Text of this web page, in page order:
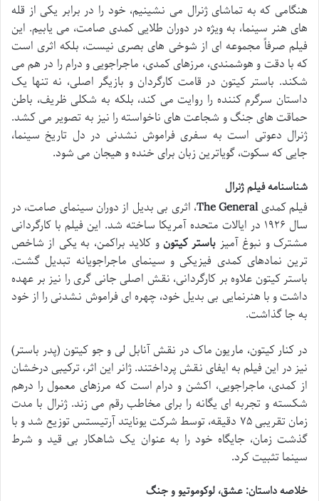
هنگامی که به تماشای ژنرال می نشینیم، خود را در برابر یکی از قله
های هنر سینما، به ویژه در دوران طلایی کمدی صامت، می یابیم. این
فیلم صرفاً مجموعه ای از شوخی های بصری نیست، بلکه اثری است
که با دقت و هوشمندی، مرزهای کمدی، ماجراجویی و درام را در هم می
شکند. باستر کیتون در قامت کارگردان و بازیگر اصلی، نه تنها یک
داستان سرگرم کننده را روایت می کند، بلکه به شکلی ظریف، باطن
حماقت های جنگ و شجاعت های ناخواسته را نیز به تصویر می کشد.
ژنرال دعوتی است به سفری فراموش نشدنی در دل تاریخ سینما،
جایی که سکوت، گویاترین زبان برای خنده و هیجان می شود.
شناسنامه فیلم ژنرال
فیلم کمدیThe General، اثری بی بدیل از دوران سینمای صامت، در
سال ۱۹۲۶ در ایالات متحده آمریکا ساخته شد. این فیلم با کارگردانی
مشترک و نبوغ آمیز باستر کیتونو کلاید براکمن، به یکی از شاخص
ترین نمادهای کمدی فیزیکی و سینمای ماجراجویانه تبدیل گشت.
باستر کیتون علاوه بر کارگردانی، نقش اصلی جانی گری را نیز بر عهده
داشت و با هنرنمایی بی بدیل خود، چهره ای فراموش نشدنی را از خود
به جا گذاشت.
در کنار کیتون، ماریون ماک در نقش آنابل لی و جو کیتون (پدر باستر)
نیز در این فیلم به ایفای نقش پرداختند. ژانر این اثر، ترکیبی درخشان
از کمدی، ماجراجویی، اکشن و درام است که مرزهای معمول را درهم
شکسته و تجربه ای یگانه را برای مخاطب رقم می زند. ژنرال با مدت
زمان تقریبی ۷۵ دقیقه، توسط شرکت یونایتد آرتیستس توزیع شد و با
گذشت زمان، جایگاه خود را به عنوان یک شاهکار بی قید و شرط
سینما تثبیت کرد.
خلاصه داستان: عشق، لوکوموتیو و جنگ